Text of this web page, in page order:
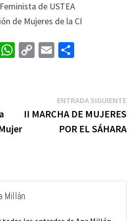
de USTEA
de Mujeres de la CI
W
p
C
Li
E
l
C
p
ar
tir
ENTRADA SIGUIENTE
II MARCHA DE MUJERES
POR EL SÁHARA
Millán